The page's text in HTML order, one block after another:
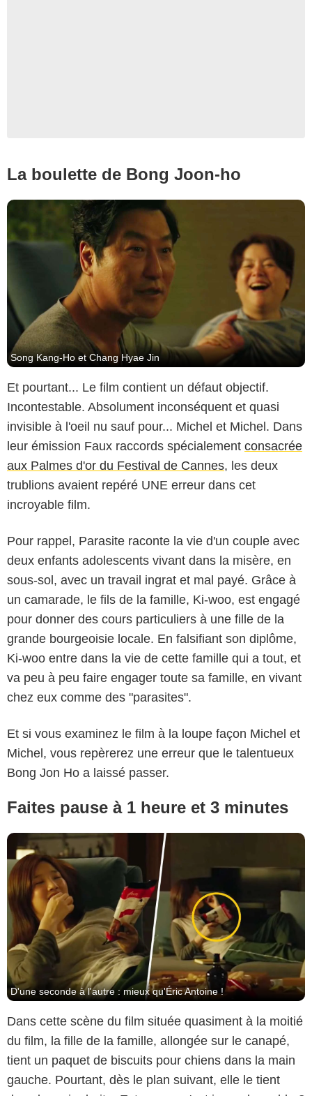
La boulette de Bong Joon-ho
Song Kang-Ho et Chang Hyae Jin
Et pourtant... Le film contient un défaut objectif.
Incontestable. Absolument inconséquent et quasi
invisible à l'oeil nu sauf pour... Michel et Michel. Dans
leur émission Faux raccords spécialement consacrée
aux Palmes d'or du Festival de Cannes, les deux
trublions avaient repéré UNE erreur dans cet
incroyable film.
Pour rappel, Parasite raconte la vie d'un couple avec
deux enfants adolescents vivant dans la misère, en
sous-sol, avec un travail ingrat et mal payé. Grâce à
un camarade, le fils de la famille, Ki-woo, est engagé
pour donner des cours particuliers à une fille de la
grande bourgeoisie locale. En falsifiant son diplôme,
Ki-woo entre dans la vie de cette famille qui a tout, et
va peu à peu faire engager toute sa famille, en vivant
chez eux comme des "parasites".
Et si vous examinez le film à la loupe façon Michel et
Michel, vous repèrerez une erreur que le talentueux
Bong Jon Ho a laissé passer.
Faites pause à 1 heure et 3 minutes
D'une seconde à l'autre : mieux qu'Éric Antoine !
Dans cette scène du film située quasiment à la moitié
du film, la fille de la famille, allongée sur le canapé,
tient un paquet de biscuits pour chiens dans la main
gauche. Pourtant, dès le plan suivant, elle le tient